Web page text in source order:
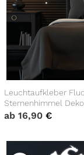
Leuchtaufkleber
Sternenhimmel
ab 16,90 €